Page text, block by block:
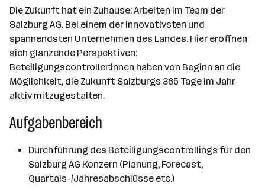
Die Zukunft hat ein Zuhause: Arbeiten im Team der
Salzburg AG. Bei einem der innovativsten und
spannendsten Unternehmen des Landes. Hier eröffnen
sich glänzende Perspektiven:
Beteiligungscontroller:innen haben von Beginn an die
Möglichkeit, die Zukunft Salzburgs 365 Tage im Jahr
aktiv mitzugestalten.
Aufgabenbereich
Durchführung des Beteiligungscontrollings für den
Salzburg AG Konzern (Planung, Forecast,
Quartals-/Jahresabschlüsse etc.)